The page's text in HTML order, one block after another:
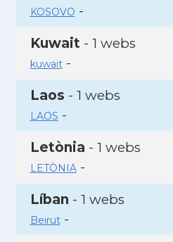
KOSOVO -
Kuwait - 1 webs
kuwait-
Laos - 1 webs
LAOS -
Letònia - 1 webs
LETÒNIA-
Líban - 1 webs
Beirut-